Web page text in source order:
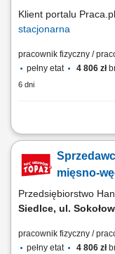
Klient portalu Praca.pl
stacjonarna
pracownik fizyczny /
pełny etat
4 806 zł
6 dni
obsługa klientów przy
produktów mięsnych,
jakości produktów i
mięsno-
Przedsiębiorstwo
Siedlce, ul.
pracownik fizyczny /
pełny etat
4 806 zł